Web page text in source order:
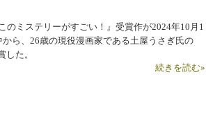
ミステリーがすごい！』受賞作が2024年10月1
ら、26歳の現役漫画家である土屋うさぎ氏の
した。
続きを読む»